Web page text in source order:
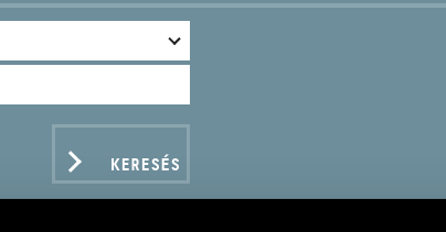
KERESÉS